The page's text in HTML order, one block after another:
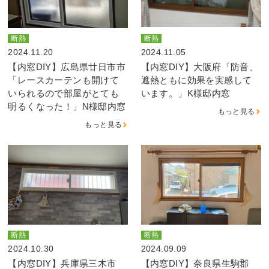
断熱
2024.11.20
【内窓DIY】広島県廿日市市
「レースカーテンも開けて
いられるので部屋がとても
明るくなった！」N様邸内窓
もっと見る
断熱
2024.11.05
【内窓DIY】大阪府「防音、
遮熱ともに効果を実感して
います。」K様邸内窓
もっと見る
断熱
2024.10.30
【内窓DIY】兵庫県三木市
断熱
2024.09.09
【内窓DIY】奈良県生駒郡